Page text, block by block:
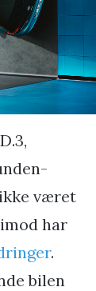
været
har
.
bilen